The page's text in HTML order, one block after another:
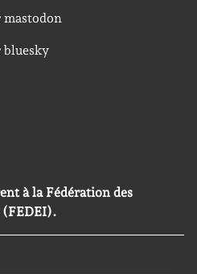
mastodon
bluesky
à la Fédération des
(FEDEI).